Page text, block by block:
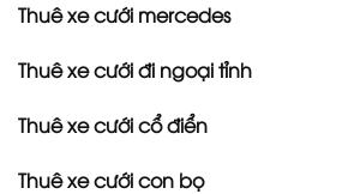
Thuê xe cưới mercedes
Thuê xe cưới đi ngoại tỉnh
Thuê xe cưới cổ điển
Thuê xe cưới con bọ